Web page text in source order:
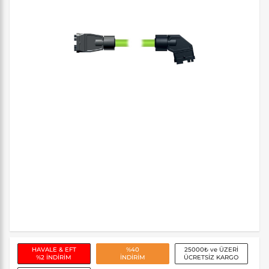
HAVALE & EFT
%2 İNDİRİM
%40
İNDİRİM
25000₺ ve ÜZERİ
ÜCRETSİZ KARGO